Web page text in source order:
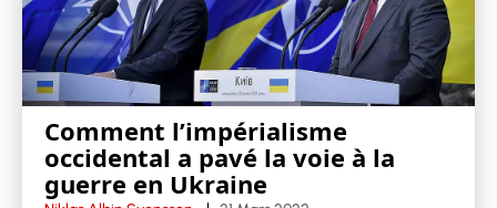
Comment l’impérialisme
occidental a pavé la voie à la
guerre en Ukraine